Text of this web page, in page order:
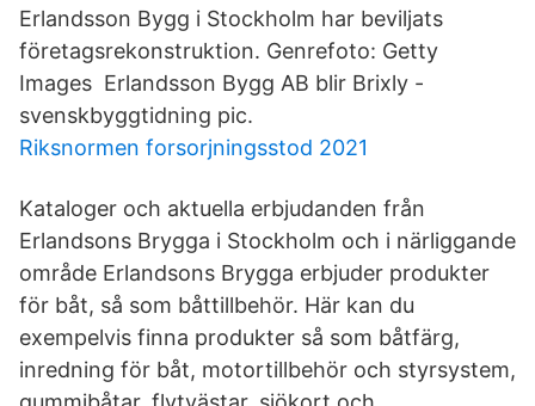
Erlandsson Bygg i Stockholm har beviljats
företagsrekonstruktion. Genrefoto: Getty
Images Erlandsson Bygg AB blir Brixly -
svenskbyggtidning pic.
Riksnormen forsorjningsstod 2021
Kataloger och aktuella erbjudanden från
Erlandsons Brygga i Stockholm och i närliggande
område Erlandsons Brygga erbjuder produkter
för båt, så som båttillbehör. Här kan du
exempelvis finna produkter så som båtfärg,
inredning för båt, motortillbehör och styrsystem,